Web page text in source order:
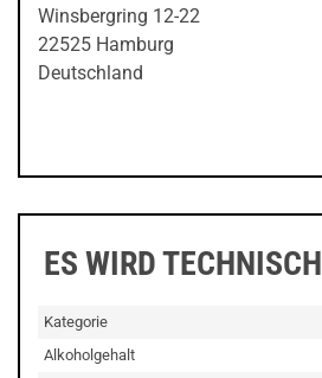
Winsbergring 12-22
22525 Hamburg
Deutschland
ES WIRD TECHNISCH
Kategorie
Alkoholgehalt